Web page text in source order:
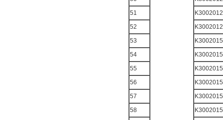
51
52
53
54
55
56
57
58